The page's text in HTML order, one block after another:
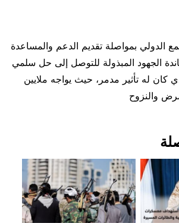
الدولي بمواصلة تقديم الدعم والمساعدة
الجهود المبذولة للتوصل إلى حل سلمي
كان له تأثير مدمر، حيث يواجه ملايين
والنزوح